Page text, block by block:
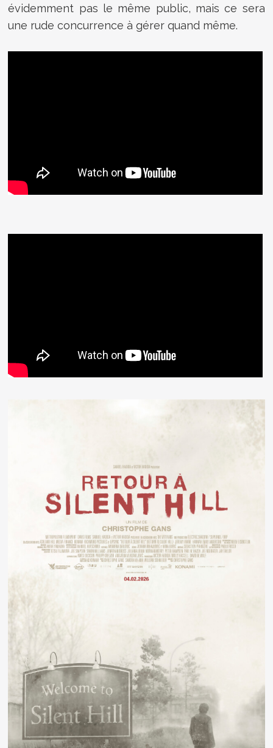
évidemment pas le même public, mais ce sera
une rude concurrence à gérer quand même.